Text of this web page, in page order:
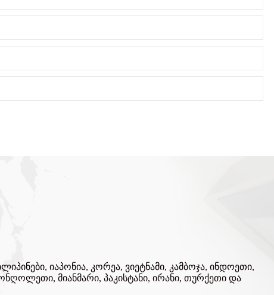
იაპონია, კორეა, ვიეტნამი, კამბოჯა, ინდოეთი,
მიანმარი, პაკისტანი, ირანი, თურქეთი და